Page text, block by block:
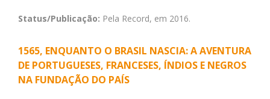
Status/Publicação: Pela Record, em 2016.
1565, ENQUANTO O BRASIL NASCIA: A AVENTURA
DE PORTUGUESES, FRANCESES, ÍNDIOS E NEGROS
NA FUNDAÇÃO DO PAÍS